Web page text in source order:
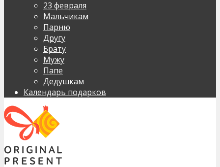
23 февраля
Мальчикам
Парню
Другу
Брату
Мужу
Папе
Дедушкам
Календарь подарков